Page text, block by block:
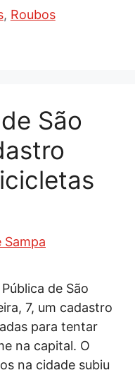
, Roubos
São
Sampa
de São
7, um cadastro
para tentar
na capital. O
na cidade subiu